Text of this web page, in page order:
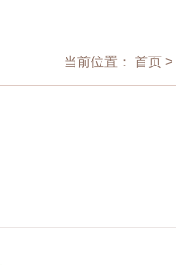
当前位置： 首页 >